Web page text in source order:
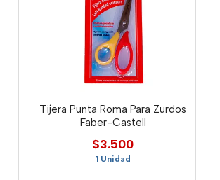
Tijera Punta Roma Para Zurdos
Faber-Castell
$3.500
1 Unidad